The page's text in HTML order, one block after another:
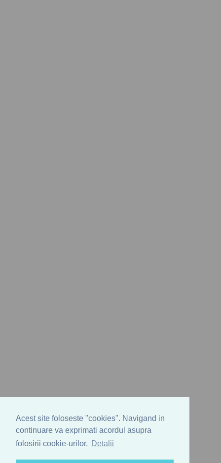
Acest site foloseste "cookies". Navigand in
continuare va exprimati acordul asupra
folosirii cookie-urilor.
Detalii